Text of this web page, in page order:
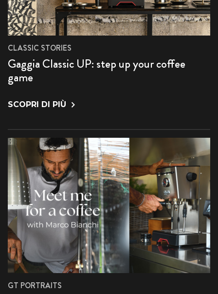
CLASSIC STORIES
Gaggia Classic UP: step up your coffee
game
SCOPRI DI PIÙ
GT PORTRAITS